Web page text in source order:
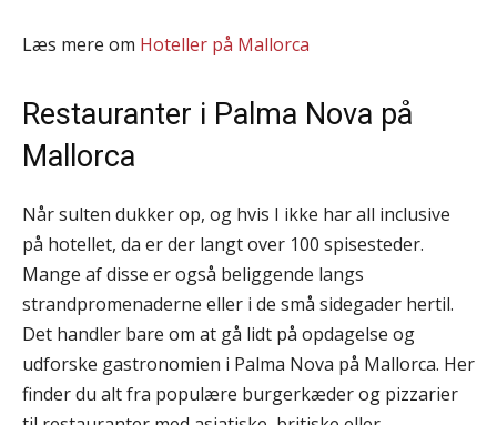
Læs mere om Hoteller på Mallorca
Restauranter i Palma Nova på
Mallorca
Når sulten dukker op, og hvis I ikke har all inclusive
på hotellet, da er der langt over 100 spisesteder.
Mange af disse er også beliggende langs
strandpromenaderne eller i de små sidegader hertil.
Det handler bare om at gå lidt på opdagelse og
udforske gastronomien i Palma Nova på Mallorca. Her
finder du alt fra populære burgerkæder og pizzarier